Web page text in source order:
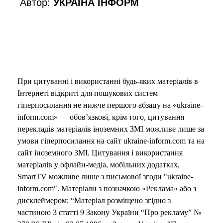
При цитуванні і використанні будь-яких матеріалів в
Інтернеті відкриті для пошукових систем
гіперпосилання не нижче першого абзацу на «ukraine-
inform.com» — обов’язкові, крім того, цитування
перекладів матеріалів іноземних ЗМІ можливе лише за
умови гіперпосилання на сайт ukraine-inform.com та на
сайт іноземного ЗМІ. Цитування і використання
матеріалів у офлайн-медіа, мобільних додатках,
SmartTV можливе лише з письмової згоди "ukraine-
inform.com". Матеріали з позначкою «Реклама» або з
дисклеймером: “Матеріал розміщено згідно з
частиною 3 статті 9 Закону України “Про рекламу” №